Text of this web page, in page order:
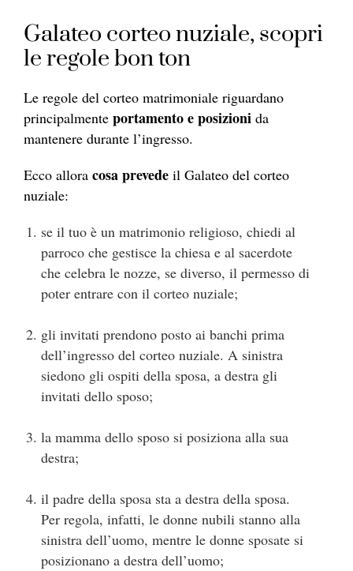
Galateo corteo nuziale, scopri
le regole bon ton
Le regole del corteo matrimoniale riguardano
principalmente portamento e posizioni da
mantenere durante l’ingresso.
Ecco allora cosa prevede il Galateo del corteo
nuziale:
se il tuo è un matrimonio religioso, chiedi al
parroco che gestisce la chiesa e al sacerdote
che celebra le nozze, se diverso, il permesso di
poter entrare con il corteo nuziale;
gli invitati prendono posto ai banchi prima
dell’ingresso del corteo nuziale. A sinistra
siedono gli ospiti della sposa, a destra gli
invitati dello sposo;
la mamma dello sposo si posiziona alla sua
destra;
il padre della sposa sta a destra della sposa.
Per regola, infatti, le donne nubili stanno alla
sinistra dell’uomo, mentre le donne sposate si
posizionano a destra dell’uomo;